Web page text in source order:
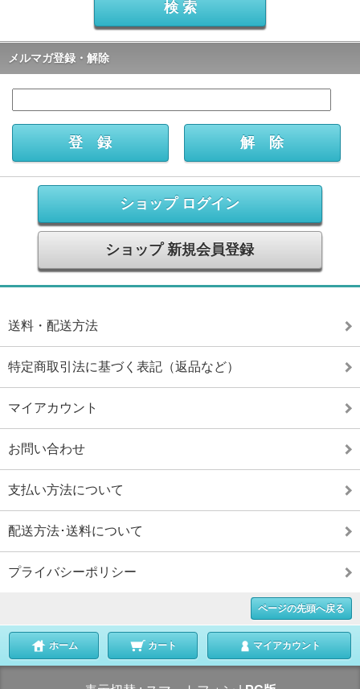
メルマガ登録・解除
ショップ ログイン
ショップ 新規会員登録
送料・配送方法
特定商取引法に基づく表記（返品など）
マイアカウント
お問い合わせ
支払い方法について
配送方法･送料について
プライバシーポリシー
ページの先頭へ戻る
ホーム カート マイアカウント